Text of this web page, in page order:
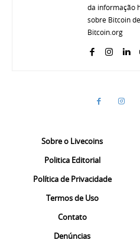
da informação
sobre Bitcoin
Bitcoin.org
Sobre o Livecoins
Politica Editorial
Política de Privacidade
Termos de Uso
Contato
Denúncias